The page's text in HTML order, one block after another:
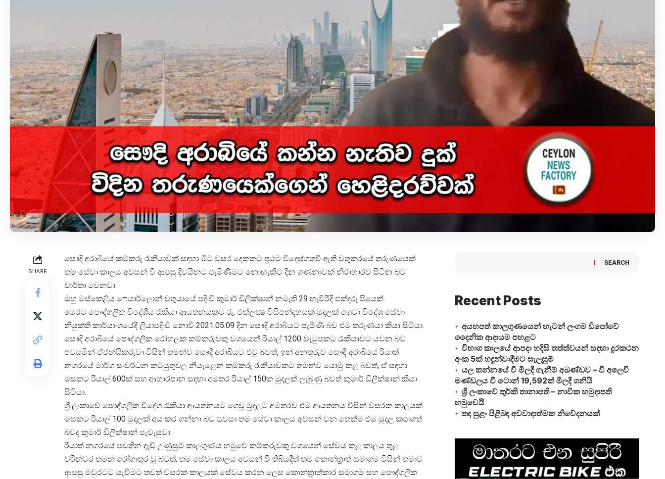
SHARE
සෞදි අරාබියේ කම්කරු රැකියාවක් සඳහා මීට වසර දෙකකට ප්‍රථම විදෙස්ගතවී ඇති වතුකරයේ තරුණයෙක්
තම සේවා කාලය අවසන් වී ආපසු දිවයිනට පැමිණීමට නොහැකිව දින ගණනාවක් නිරාහාරව සිටින බව
වාර්තා වෙනවා.
ඔහු මස්කෙළිය ෆෙයාර්ලොන් වතුයායේ පදිංචි කුමාර් ඩිලික්ෂාන් නමැති 29 හැවිරිදි එක්දරු පියෙක්.
මෙරට පෞද්ගලික විදේශීය රැකියා ආයතනයකට රු. එක්ලක්‍ෂ විසිපන්දහසක මුදලක් ගෙවා විදේශ සේවා
නියුක්ති කාර්යාංශයේදී ලියාපදිංචි නොවී 2021.05.09 දින සෞදි අරාබියට පැමිණි බව එම තරුණයා කියා සිටියා.
සෞදි අරාබියේ පෞද්ගලික රෝහලක කම්කරුවකු වශයෙන් රියාල් 1200 වැටුපකට රැකියාවට යවන බව
පවසමින් ඒජන්සිකරුවා විසින් තමන්ව සෞදි අරාබියට එවූ බවත්, ඉන් අනතුරුව සෞදි අරාබියේ රියාත්
නගරයේ මාර්ග සංවර්ධන කටයුතුවල නියැළෙන කම්කරු රැකියාවකට තමන්ව යොමු කළ බවත්, ඒ සඳහා
මසකට රියාල් 600ක් සහ ආහාරපාන සඳහා අමතර රියාල් 150ක මුදලක් ලැබුණු බවත් කුමාර් ඩිලික්ෂාන් කියා
සිටියා.
ශ්‍රී ලංකාවේ පෞද්ගලික විදේශ රැකියා ආයතනයට ගෙවූ මුදලට අමතරව එම ආයතනය විසින් වසරක කාලයක්
මසකට රියාල් 100 මුදලක් අය කර ගන්නා බව පවසා තම සේවා කාලය අවසන් වන තෙක්ම එම මුදල කපාගත්
බවද කුමාර් ඩිලික්ෂාන් පැවැසුවා.
රියාත් නගරයේ පවතින දැඩි උණුසුම් කාලගුණය හමුවේ කම්කරුවකු වශයෙන් සේවය කළ කාලය තුළ
වරින්වර තමන් රෝගාතුර වූ බවත්, තම සේවා කාලය අවසන් වී තිබියදීත් තම කොන්ත්‍රාත් සමාගම විසින් තමාව
ආපසු මවුරටට යැවීමට තවත් වසරක කාලයක් සේවය කරන ලෙස කොන්ත්‍රාත්කාර සමාගම සහ පෞද්ගලික
SEARCH
Recent Posts
අයහපත් කාලගුණයෙන් හැටන් ලංගම ඩිපෝවේ
දෛනික ආදායම පහළට
විභාග කාලයේ ආපදා හදිසි තත්ත්වයන් සඳහා දුරකථන
අංක 5ක් හඳුන්වාදීමට සැලසුම්
යල කන්නයේ වී මිලදී ගැනීම් අඛණ්ඩව – වී අලෙවි
මණ්ඩලය වී ටොන් 19,592ක් මිලදී ගනියි
ශ්‍රී ලංකාවේ තුර්කි තානාපති – නාවික හමුදාපති
හමුවෙයි
තද සුළං පිළිබඳ අවවාදාත්මක නිවේදනයක්
Video
Player